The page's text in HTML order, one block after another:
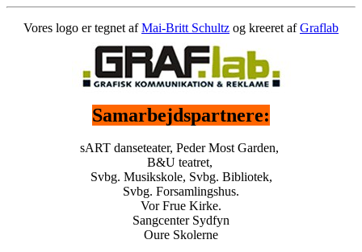
Vores logo er tegnet afMai-Britt Schultz og kreeret afGraflab
Samarbejdspartnere:
sART danseteater, Peder Most Garden,
B&U teatret,
Svbg. Musikskole, Svbg. Bibliotek,
Svbg. Forsamlingshus.
Vor Frue Kirke.
Sangcenter Sydfyn
Oure Skolerne